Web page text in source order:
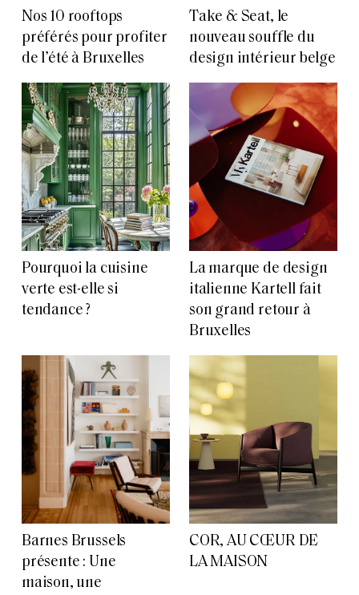
Nos 10 rooftops
préférés pour profiter
de l’été à Bruxelles
Take & Seat, le
nouveau souffle du
design intérieur belge
Pourquoi la cuisine
verte est-elle si
tendance ?
La marque de design
italienne Kartell fait
son grand retour à
Bruxelles
Barnes Brussels
présente : Une
maison, une
COR, AU CŒUR DE
LA MAISON